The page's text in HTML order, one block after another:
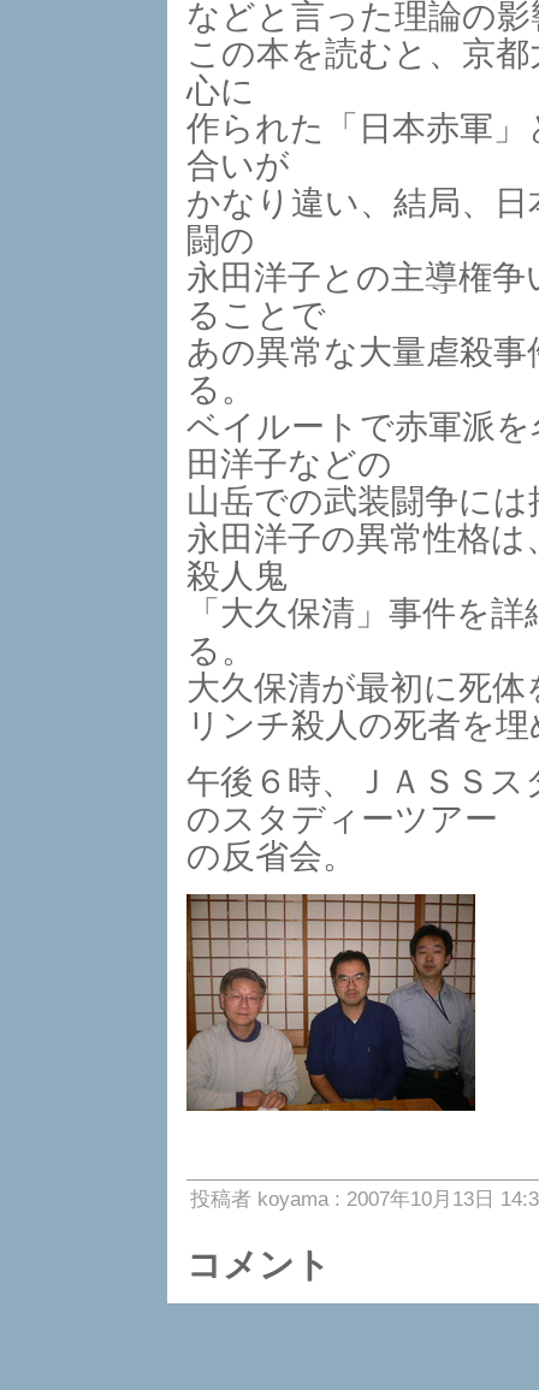
などと言った理論の
この本を読むと、京
心に
作られた「日本赤軍
合いが
かなり違い、結局、
闘の
永田洋子との主導権
ることで
あの異常な大量虐殺
る。
ベイルートで赤軍派
田洋子などの
山岳での武装闘争に
永田洋子の異常性格
殺人鬼
「大久保清」事件を
る。
大久保清が最初に死
リンチ殺人の死者を
午後６時、ＪＡＳＳ
のスタディーツアー
の反省会。
投稿者 koyama : 2007年10月13日
コメント